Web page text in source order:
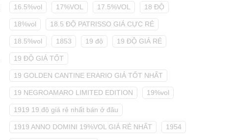
16.5%vol 17%VOL 17.5%VOL 18 ĐỘ
18%vol 18.5 ĐỘ PATRISSO GIÁ CỰC RẺ
18.5%vol 1853 19 độ 19 ĐỘ GIÁ RẺ
19 ĐỘ GIÁ TỐT
19 GOLDEN CANTINE ERARIO GIÁ TỐT NHẤT
19 NEGROAMARO LIMITED EDITION 19%vol
1919 19 độ giá rẻ nhất bán ở đâu
1919 ANNO DOMINI 19%VOL GIÁ RẺ NHẤT 1954